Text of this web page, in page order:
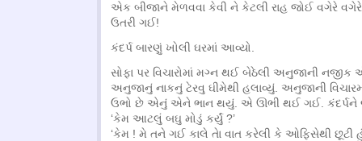
એક બીજાને મેળવવા કેવી ને કેટલી રાહ જોઈ વગેરે
ઉતરી ગઈ!
કંદર્પ બારણું ખોલી ઘરમાં આવ્યો.
સોફા પર વિચારોમાં મગ્ન થઈ બેઠેલી અનુજાની
અનુજાનું નાકનું ટેરવુ ઘીમેથી હલાવ્યું. અનુજાની
ઉભો છે એનું એને ભાન થયું. એ ઊભી થઈ ગઈ. કંદર્પને
‘કેમ આટલું બઘુ મોડું કર્યું ?’
‘કેમ ! મે તને ગઈ કાલે તેા વાત કરેલી કે ઓફિસેથી છૂટી